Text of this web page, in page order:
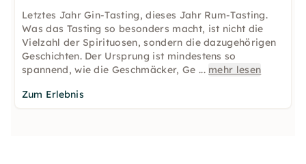
Letztes Jahr Gin-Tasting, dieses Jahr Rum-Tasting.
Was das Tasting so besonders macht, ist nicht die
Vielzahl der Spirituosen, sondern die dazugehörigen
Geschichten. Der Ursprung ist mindestens so
spannend, wie die Geschmäcker, Ge ... mehr lesen
Zum Erlebnis